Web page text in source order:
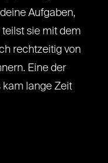
Aufgaben,
sie mit dem
rechtzeitig von
Eine der
kam lange Zeit